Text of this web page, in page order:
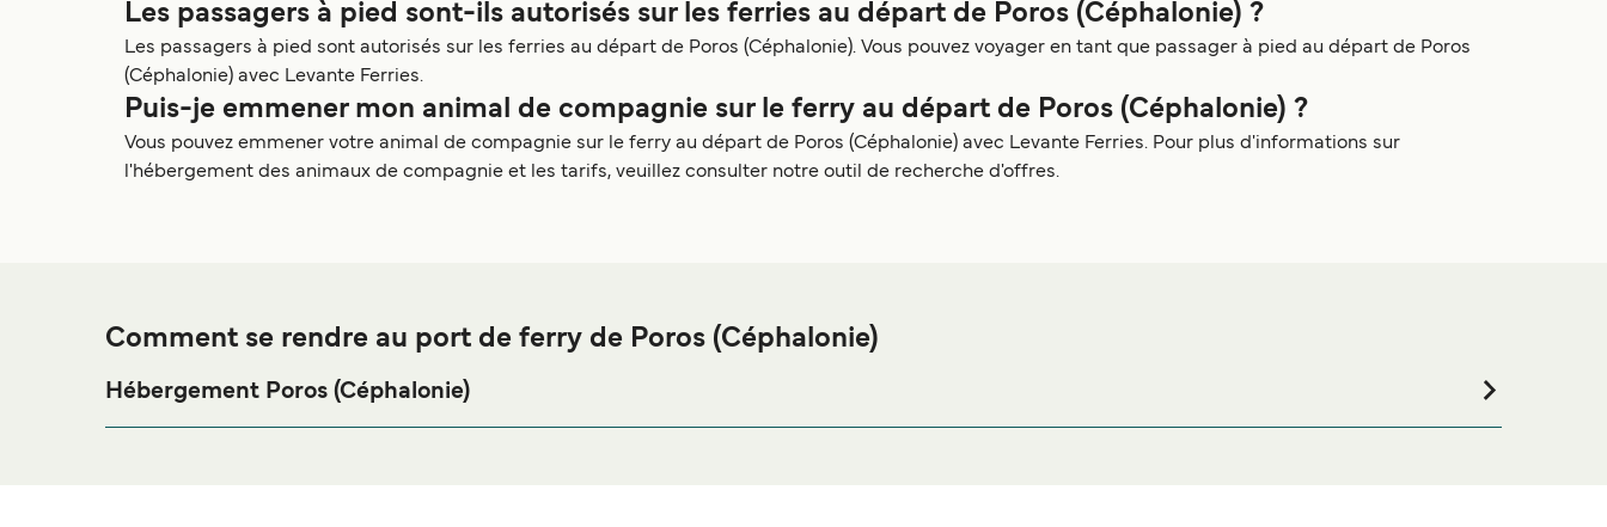
Les passagers à pied sont-ils autorisés sur les ferries au départ de Poros (Céphalonie) ?
Les passagers à pied sont autorisés sur les ferries au départ de Poros (Céphalonie). Vous pouvez voyager en tant que passager à pied au départ de Poros
(Céphalonie) avec Levante Ferries.
Puis-je emmener mon animal de compagnie sur le ferry au départ de Poros (Céphalonie) ?
Vous pouvez emmener votre animal de compagnie sur le ferry au départ de Poros (Céphalonie) avec Levante Ferries. Pour plus d'informations sur
l'hébergement des animaux de compagnie et les tarifs, veuillez consulter notre outil de recherche d'offres.
Comment se rendre au port de ferry de Poros (Céphalonie)
Hébergement Poros (Céphalonie)